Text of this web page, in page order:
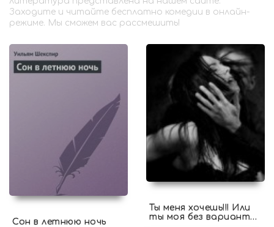
Заходите и читайте бесплатно комедии в онлайн-
режиме. Мы сможем вас рассмешить!
Сон в летнюю ночь
Ты меня хочешь!!! Или
ты моя без вариантов